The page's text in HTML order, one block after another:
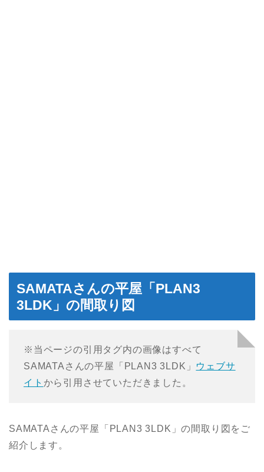
SAMATAさんの平屋「PLAN3
3LDK」の間取り図
※当ページの引用タグ内の画像はすべて
SAMATAさんの平屋「PLAN3 3LDK」 ウェブサ
イト から引用させていただきました。
SAMATAさんの平屋「PLAN3 3LDK」の間取り図をご
紹介します。